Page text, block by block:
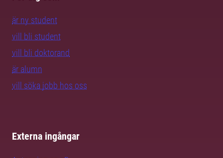
är ny student
vill bli student
vill bli doktorand
är alumn
vill söka jobb hos oss
Externa ingångar